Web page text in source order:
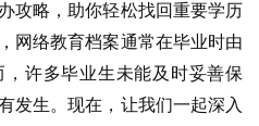
攻略，助你轻松找回重要学历
网络教育档案通常在毕业时由
许多毕业生未能及时妥善保
发生。现在，让我们一起深入